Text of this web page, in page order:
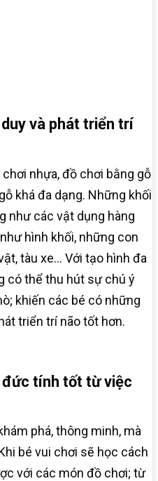
và phát triển trí
nhựa, đồ chơi bằng gỗ
khá đa dạng. Những khối
như các vật dụng hàng
hình khối, những con
tàu xe… Với tạo hình đa
có thể thu hút sự chú ý
khiến các bé có những
triển trí não tốt hơn.
đức tính tốt từ việc
phá, thông minh, mà
bé vui chơi sẽ học cách
với các món đồ chơi; từ